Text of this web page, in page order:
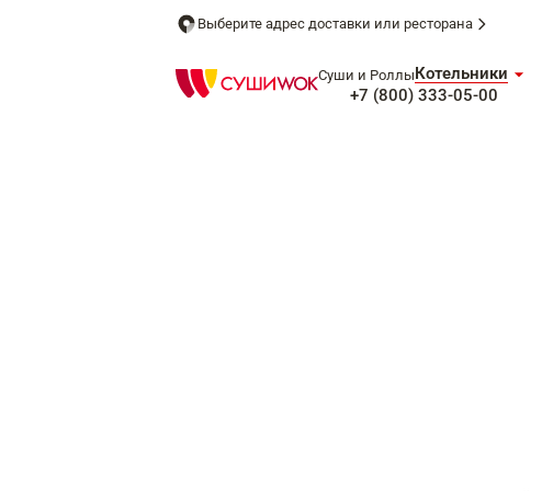
Выберите адрес доставки или ресторана
Суши и РоллыКотельники
+7 (800) 333-05-00